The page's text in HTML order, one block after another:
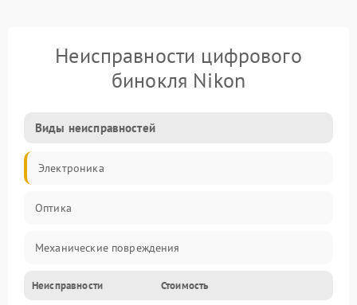
Неисправности цифрового
бинокля Nikon
Виды неисправностей
Электроника
Оптика
Механические повреждения
Видео
Неисправности Стоимость